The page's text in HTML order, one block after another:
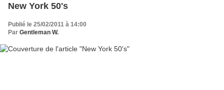
New York 50's
Publié le 25/02/2011 à 14:00
Par Gentleman W.